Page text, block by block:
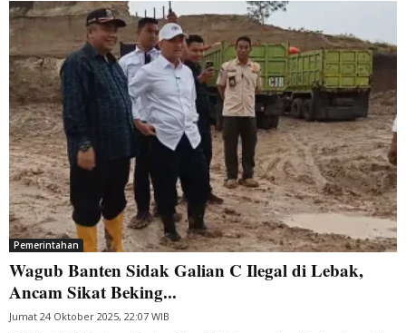
Pemerintahan
Wagub Banten Sidak Galian C Ilegal di Lebak,
Ancam Sikat Beking...
Jumat 24 Oktober 2025, 22:07 WIB